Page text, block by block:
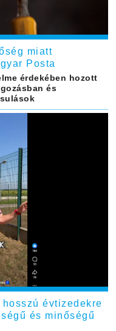
miatt
Posta
érdekében hozott
és
évtizedekre
és minőségű